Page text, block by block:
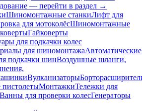
— перейти в раздел →
Шиномонтажные станкиЛифт для
для мотоколёсШиномонтажные
Гайковерты
для подкачки колес
для шиномонтажаАвтоматические
подкачки шинВоздушные шланги,
Вулканизаторы
МонтажкиТележки для
Ванны для проверки колесГенераторы